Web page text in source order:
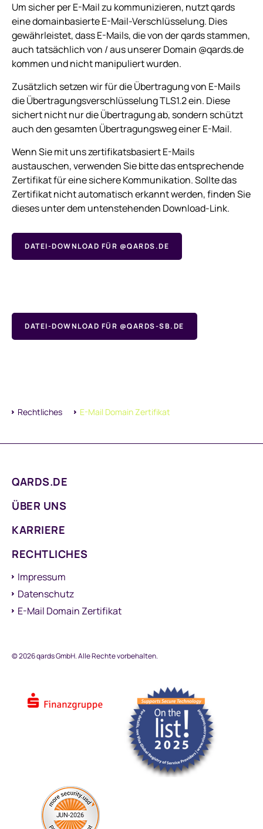
Um sicher per E-Mail zu kommunizieren, nutzt qards
eine domainbasierte E-Mail-Verschlüsselung. Dies
gewährleistet, dass E-Mails, die von der qards stammen,
auch tatsächlich von / aus unserer Domain @qards.de
kommen und nicht manipuliert wurden.
Zusätzlich setzen wir für die Übertragung von E-Mails
die Übertragungsverschlüsselung TLS1.2 ein. Diese
sichert nicht nur die Übertragung ab, sondern schützt
auch den gesamten Übertragungsweg einer E-Mail.
Wenn Sie mit uns zertifikatsbasiert E-Mails
austauschen, verwenden Sie bitte das entsprechende
Zertifikat für eine sichere Kommunikation. Sollte das
Zertifikat nicht automatisch erkannt werden, finden Sie
dieses unter dem untenstehenden Download-Link.
DATEI-DOWNLOAD FÜR @QARDS.DE
DATEI-DOWNLOAD FÜR @QARDS-SB.DE
Rechtliches E-Mail Domain Zertifikat
QARDS.DE
ÜBER UNS
KARRIERE
RECHTLICHES
Impressum
Datenschutz
E-Mail Domain Zertifikat
©️ 2026 qards GmbH. Alle Rechte vorbehalten.